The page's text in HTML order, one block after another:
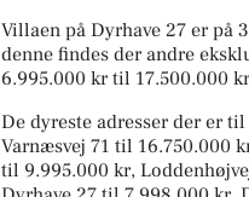
Villaen på Dyrhave 27 er på
denne findes der andre
6.995.000 kr til 17.500.000
De dyreste adresser der er
Varnæsvej 71 til 16.750.000
til 9.995.000 kr,